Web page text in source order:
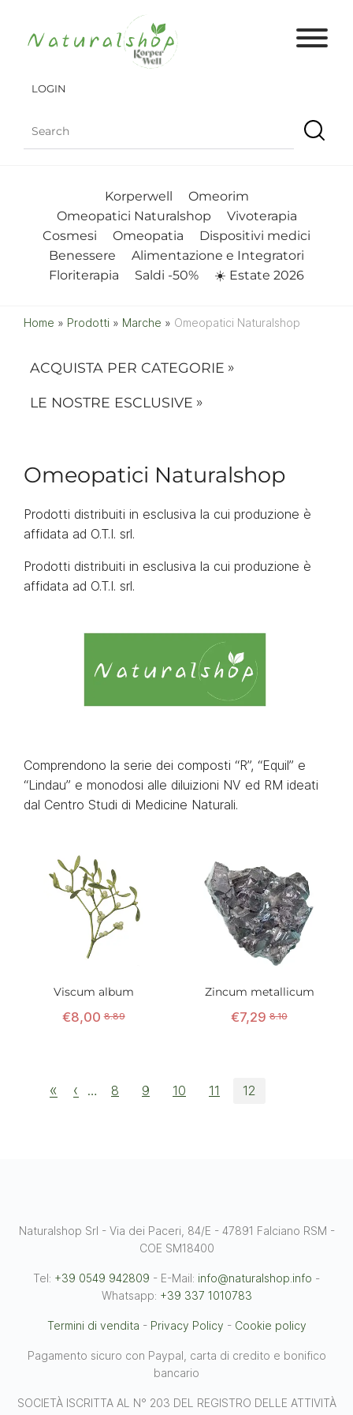
LOGIN
Korperwell
Omeorim
Omeopatici Naturalshop
Vivoterapia
Cosmesi
Omeopatia
Dispositivi medici
Benessere
Alimentazione e Integratori
Floriterapia
Saldi -50% ☀️ Estate 2026
Home » Prodotti » Marche » Omeopatici Naturalshop
ACQUISTA PER CATEGORIE
LE NOSTRE ESCLUSIVE
Omeopatici Naturalshop
Prodotti distribuiti in esclusiva la cui produzione è
affidata ad O.T.I. srl.
Prodotti distribuiti in esclusiva la cui produzione è
affidata ad O.T.I. srl.
Comprendono la serie dei composti “R”, “Equil” e
“Lindau” e monodosi alle diluizioni NV ed RM ideati
dal Centro Studi di Medicine Naturali.
Viscum album
€8,00 8.89
Zincum metallicum
€7,29 8.10
« ‹ … 8 9 10 11 12
Naturalshop Srl - Via dei Paceri, 84/E - 47891 Falciano RSM -
COE SM18400
Tel: +39 0549 942809 - E-Mail: info@naturalshop.info -
Whatsapp: +39 337 1010783
Termini di vendita - Privacy Policy - Cookie policy
Pagamento sicuro con Paypal, carta di credito e bonifico
bancario
SOCIETÀ ISCRITTA AL N° 203 DEL REGISTRO DELLE ATTIVITÀ